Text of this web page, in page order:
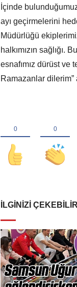
İçinde
ayı geçirmelerini
Müdürlüğü
halkımızın sağlığı.
esnafımız dürüst ve
Ramazanlar dilerim”
İLGINIZI ÇEKEBILIR